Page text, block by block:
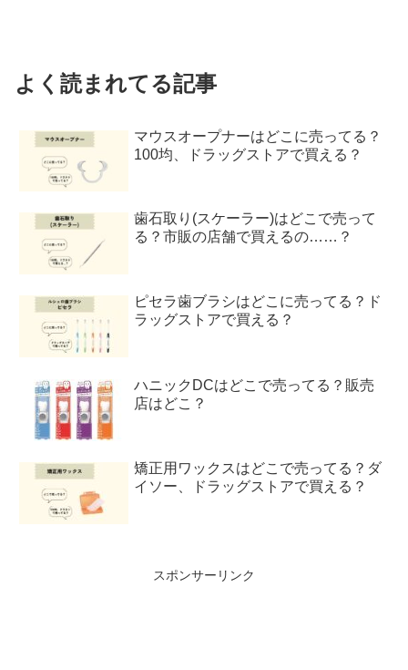
よく読まれてる記事
マウスオープナーはどこに売ってる？
100均、ドラッグストアで買える？
歯石取り(スケーラー)はどこで売って
る？市販の店舗で買えるの……？
ピセラ歯ブラシはどこに売ってる？ド
ラッグストアで買える？
ハニックDCはどこで売ってる？販売
店はどこ？
矯正用ワックスはどこで売ってる？ダ
イソー、ドラッグストアで買える？
スポンサーリンク